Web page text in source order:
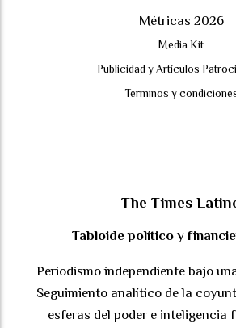
Métricas 2026
Media Kit
Publicidad y Artículos
Términos y
The Times
Tabloide político y
Periodismo independiente bajo
Seguimiento analítico de la
esferas del poder e inteligencia